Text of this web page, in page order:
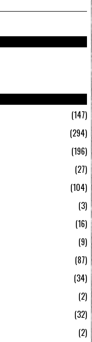
147
294
196
27
104
3
16
9
87
34
2
32
2